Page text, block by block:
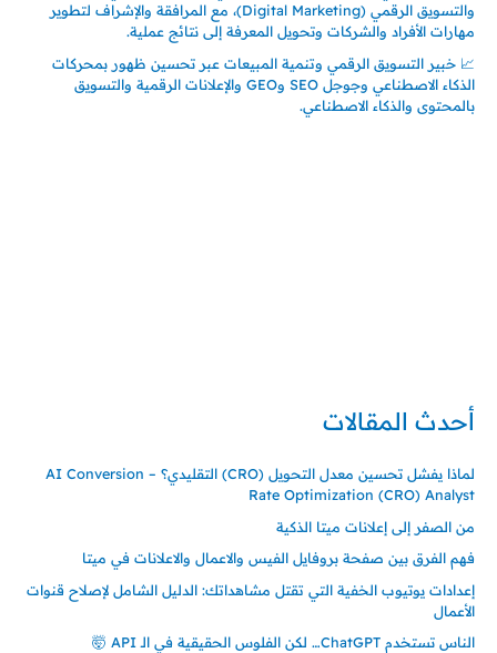
والتسويق الرقمي (Digital Marketing)، مع المرافقة والإشراف لتطوير
مهارات الأفراد والشركات وتحويل المعرفة إلى نتائج عملية.
📈 خبير التسويق الرقمي وتنمية المبيعات عبر تحسين ظهور بمحركات
الذكاء الاصطناعي وجوجل SEO وGEO والإعلانات الرقمية والتسويق
بالمحتوى والذكاء الاصطناعي.
أحدث المقالات
لماذا يفشل تحسين معدل التحويل (CRO) التقليدي؟ – AI Conversion
Rate Optimization (CRO) Analyst
من الصفر إلى إعلانات ميتا الذكية
فهم الفرق بين صفحة بروفايل الفيس والاعمال والاعلانات في ميتا
إعدادات يوتيوب الخفية التي تقتل مشاهداتك: الدليل الشامل لإصلاح قنوات
الأعمال
الناس تستخدم ChatGPT… لكن الفلوس الحقيقية في الـ API 🤯